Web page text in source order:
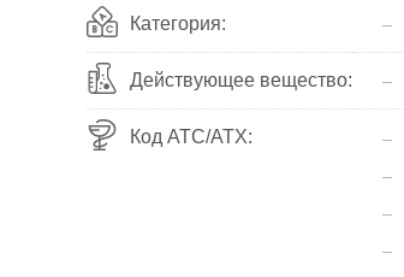
Категория:
Действующее вещество:
Код АТС/ATX: